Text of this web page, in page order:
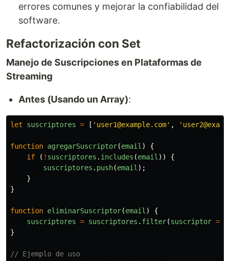
errores comunes y mejorar la confiabilidad del
software.
Refactorización con Set
Manejo de Suscripciones en Plataformas de
Streaming
Antes (Usando un Array):
let suscriptores = [ ' user1@example.com' , '
function agregarSuscriptor(email )
{
if
( ! suscriptores . includes (email ))
{
suscriptores . push(email );
}
}
function eliminarSuscriptor(email )
{
suscriptores = suscriptores . filter(suscriptor =>
}
// Ejemplo de uso